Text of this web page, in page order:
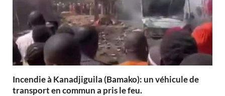
Incendie à Kanadjiguila (Bamako): un véhicule de
transport en commun a pris le feu.